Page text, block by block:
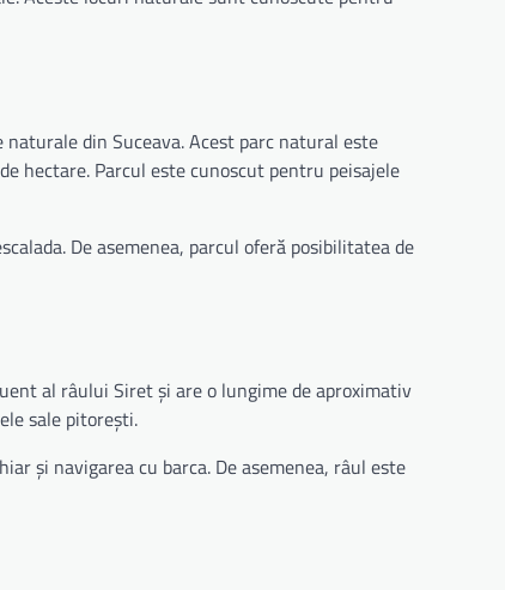
din Suceava. Acest parc natural este
hectare. Parcul este cunoscut pentru peisajele
De asemenea, parcul oferă posibilitatea de
al râului Siret și are o lungime de aproximativ
sale pitorești.
și navigarea cu barca. De asemenea, râul este